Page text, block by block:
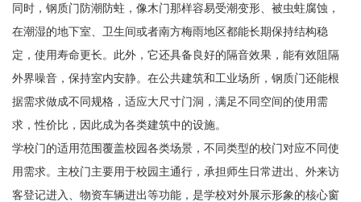
同时，钢质门防潮防蛀，像木门那样容易受潮变形、被虫蛀腐蚀，
在潮湿的地下室、卫生间或者南方梅雨地区都能长期保持结构稳
定，使用寿命更长。此外，它还具备良好的隔音效果，能有效阻隔
外界噪音，保持室内安静。在公共建筑和工业场所，钢质门还能根
据需求做成不同规格，适应大尺寸门洞，满足不同空间的使用需
求，性价比，因此成为各类建筑中的设施。
学校门的适用范围覆盖校园各类场景，不同类型的校门对应不同使
用需求。主校门主要用于校园主通行，承担师生日常进出、外来访
客登记进入、物资车辆进出等功能，是学校对外展示形象的核心窗